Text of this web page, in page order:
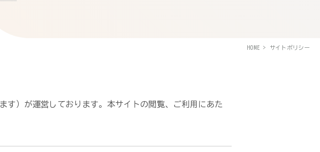
HOME サイトポリシー
）が運営しております。本サイトの閲覧、ご利用にあた